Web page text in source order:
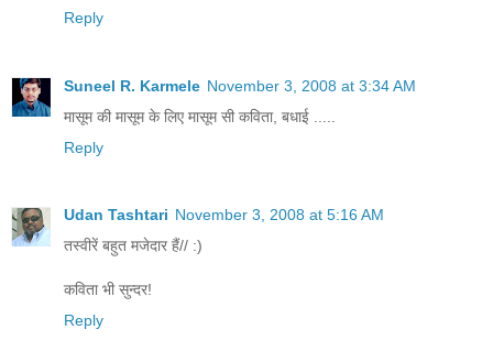
Reply
Suneel R. Karmele November 3, 2008 at 3:34 AM
मासूम की मासूम के लि‍ए मासूम सी कवि‍ता, बधाई .....
Reply
Udan Tashtari November 3, 2008 at 5:16 AM
तस्वीरें बहुत मजेदार हैं// :)
कविता भी सुन्दर!
Reply